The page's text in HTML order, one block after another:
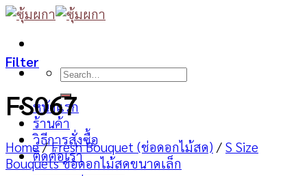
Skip
content
Search
หน้าแรก
ร้านค้า
วิธีการสั่งซื้อ
ติดต่อเรา
Filter
FS067
Home / Fresh Bouquet (ช่อดอกไม้สด) / S Size
Bouquets ช่อดอกไม้สดขนาดเล็ก